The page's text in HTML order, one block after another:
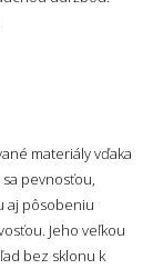
materiály vďaka
pevnosťou,
aj pôsobeniu
Jeho veľkou
bez sklonu k